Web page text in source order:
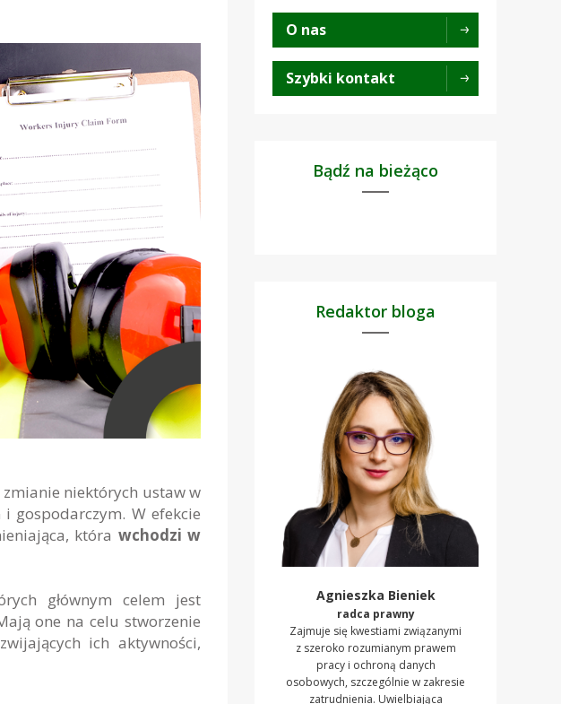
niektórych ustaw w
gospodarczym. W efekcie
która wchodzi w
głównym celem jest
one na celu stworzenie
ich aktywności,
O nas
Szybki kontakt
Bądź na bieżąco
Redaktor bloga
Agnieszka Bieniek
radca prawny
Zajmuje się kwestiami związanymi
z szeroko rozumianym prawem
pracy i ochroną danych
osobowych, szczególnie w zakresie
zatrudnienia. Uwielbiająca